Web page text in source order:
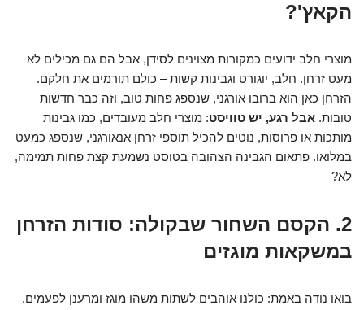
הקאץ'?
מוצרי חלב ידועים כמקורות מצוינים לסידן, אבל הם גם מכילים לא
מעט זרחן. חלב, יוגורט וגבינות קשות – כולם תורמים את חלקם.
הזרחן כאן הוא ברובו אורגני, שנספג פחות טוב, וזה כבר חדשות
טובות. אבל רגע, יש טוויסט: מוצרי חלב מעובדים, כמו גבינות
מותכות או פרוסות, נוטים להכיל תוספי זרחן אנאורגני, שנספג כמעט
במלואו. פתאום הגבינה הצהובה בטוסט נשמעת קצת פחות תמימה,
לא?
2. הקסם השחור שבקולה: סודות הזרחן
במשקאות מוגזים
בואו נודה באמת: כולנו אוהבים לשתות משהו מוגז ומרענן לפעמים.